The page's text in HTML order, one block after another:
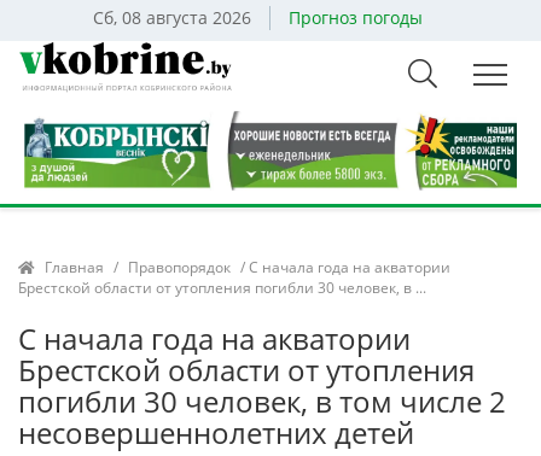
Сб, 08 августа 2026 Прогноз погоды
Главная / Правопорядок / С начала года на акватории
Брестской области от утопления погибли 30 человек, в ...
С начала года на акватории
Брестской области от утопления
погибли 30 человек, в том числе 2
несовершеннолетних детей